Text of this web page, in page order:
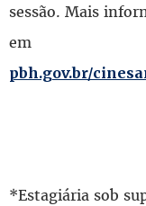
sessão. Mais
em
pbh.gov.br/
*Estagiária sob